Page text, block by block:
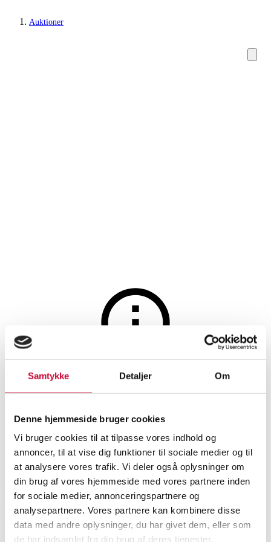
Samtykke Detaljer Om
Denne hjemmeside bruger cookies
Vi bruger cookies til at tilpasse vores indhold og
annoncer, til at vise dig funktioner til sociale medier og til
at analysere vores trafik. Vi deler også oplysninger om
din brug af vores hjemmeside med vores partnere inden
for sociale medier, annonceringspartnere og
analysepartnere. Vores partnere kan kombinere disse
data med andre oplysninger, du har givet dem, eller som
de har indsamlet fra din brug af deres tjenester.
Auktioner
Grafik og fotografi
Auktionen er afsluttet
Robert Jacobsen: Komposition,
ætsning i farver (cd)
SHOWROOM
Hørsholm
VURDERING
DKK 4.000
VARENUMMER
6526012
Beskrivelse